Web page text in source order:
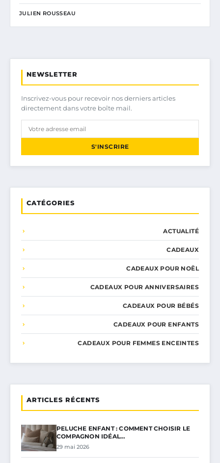
JULIEN ROUSSEAU
NEWSLETTER
Inscrivez-vous pour recevoir nos derniers articles
directement dans votre boîte mail.
S'INSCRIRE
CATÉGORIES
ACTUALITÉ
CADEAUX
CADEAUX POUR NOËL
CADEAUX POUR ANNIVERSAIRES
CADEAUX POUR BÉBÉS
CADEAUX POUR ENFANTS
CADEAUX POUR FEMMES ENCEINTES
ARTICLES RÉCENTS
PELUCHE ENFANT : COMMENT CHOISIR LE
COMPAGNON IDÉAL…
29 mai 2026